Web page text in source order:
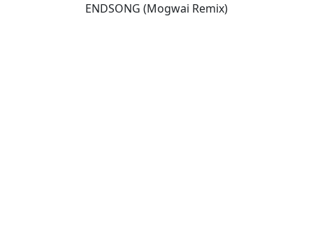
ENDSONG (Mogwai Remix)